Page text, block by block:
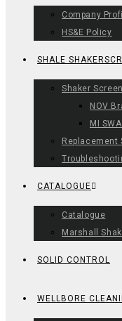
Company
HS&E Policy
SHALE
Shaker
NOV
MI
Replacement
CATALOGUE
Catalogue
Marshall
SOLID CONTROL
WELLBORE